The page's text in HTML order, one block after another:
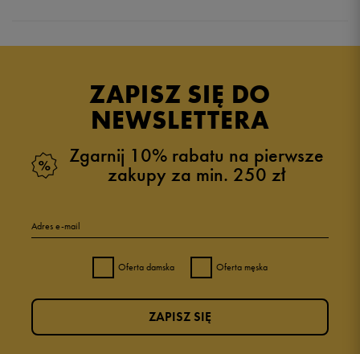
ZAPISZ SIĘ DO
NEWSLETTERA
Zgarnij 10% rabatu na pierwsze
zakupy za min. 250 zł
Adres e-mail
Oferta damska Oferta męska
ZAPISZ SIĘ